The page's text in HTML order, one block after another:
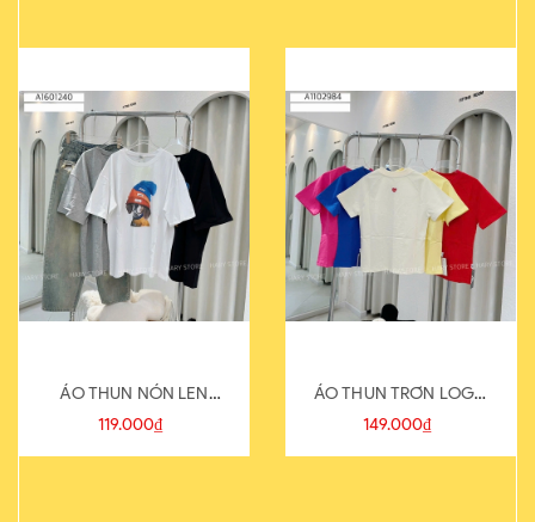
ÁO THUN NÓN LEN
821-1
119.000₫
ÁO THUN TRƠN LOGO
SAU
149.000₫